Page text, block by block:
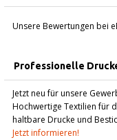
Unsere Bewertungen bei
Professionelle
Jetzt neu für unsere
Hochwertige Textilien für
haltbare Drucke und
Jetzt informieren!